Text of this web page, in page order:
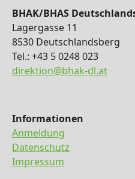
BHAK/BHAS
Lagergasse 11
8530 Deutschlandsberg
Tel.: +43 5 0248 023
direktion@bhak-dl.at
Informationen
Anmeldung
Datenschutz
Impressum